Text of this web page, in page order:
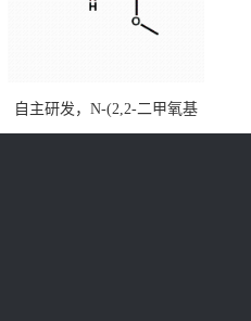
自主研发，N-(2,2-二甲氧基
乙基)丙烯酰胺CAS号49707-